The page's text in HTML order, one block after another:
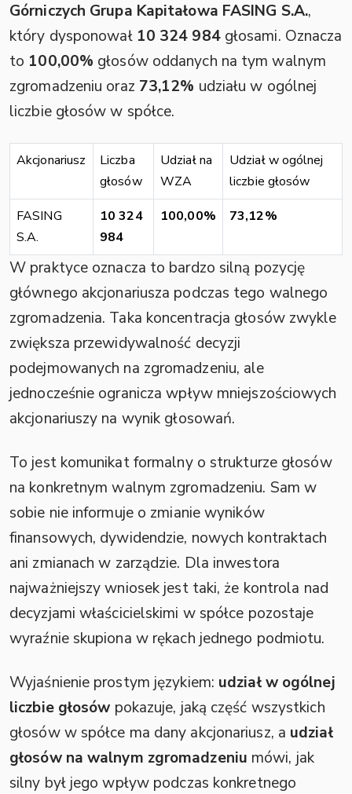
Górniczych Grupa Kapitałowa FASING S.A.,
który dysponował 10 324 984głosami. Oznacza
to 100,00% głosów oddanych na tym walnym
zgromadzeniu oraz 73,12% udziału w ogólnej
liczbie głosów w spółce.
Akcjonariusz
Liczba
głosów
Udział na
WZA
Udział w ogólnej
liczbie głosów
FASING
S.A.
10 324
984
100,00% 73,12%
W praktyce oznacza to bardzo silną pozycję
głównego akcjonariusza podczas tego walnego
zgromadzenia. Taka koncentracja głosów zwykle
zwiększa przewidywalność decyzji
podejmowanych na zgromadzeniu, ale
jednocześnie ogranicza wpływ mniejszościowych
akcjonariuszy na wynik głosowań.
To jest komunikat formalny o strukturze głosów
na konkretnym walnym zgromadzeniu. Sam w
sobie nie informuje o zmianie wyników
finansowych, dywidendzie, nowych kontraktach
ani zmianach w zarządzie. Dla inwestora
najważniejszy wniosek jest taki, że kontrola nad
decyzjami właścicielskimi w spółce pozostaje
wyraźnie skupiona w rękach jednego podmiotu.
Wyjaśnienie prostym językiem: udział w ogólnej
liczbie głosów pokazuje, jaką część wszystkich
głosów w spółce ma dany akcjonariusz, a udział
głosów na walnym zgromadzeniu mówi, jak
silny był jego wpływ podczas konkretnego